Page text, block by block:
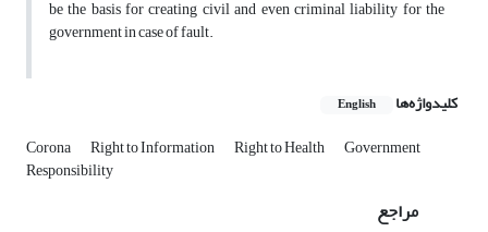
be the basis for creating civil and even criminal liability for the
government in case of fault.
کلیدواژه‌ها English
Corona Right to Information Right to Health Government
Responsibility
مراجع